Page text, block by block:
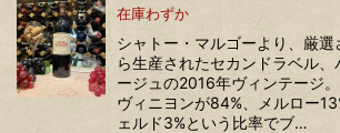
在庫わずか
シャトー・マルゴーより、厳
ら生産されたセカンドラベル
ージュの2016年ヴィンテージ
ヴィニヨンが84%、メルロー
ェルド3%という比率でブ…